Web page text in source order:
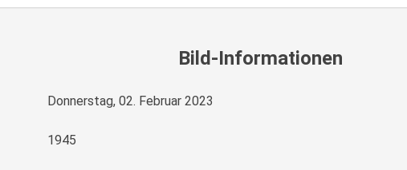
Bild-Informationen
Donnerstag, 02. Februar 2023
1945